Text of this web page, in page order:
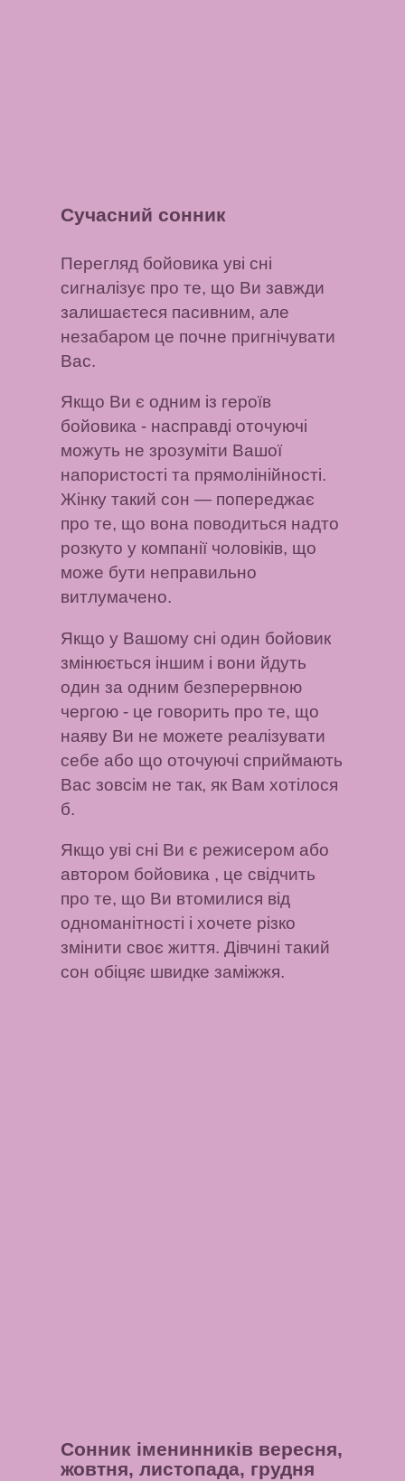
Сучасний сонник
Перегляд бойовика уві сні
сигналізує про те, що Ви завжди
залишаєтеся пасивним, але
незабаром це почне пригнічувати
Вас.
Якщо Ви є одним із героїв
бойовика - насправді оточуючі
можуть не зрозуміти Вашої
напористості та прямолінійності.
Жінку такий сон — попереджає
про те, що вона поводиться надто
розкуто у компанії чоловіків, що
може бути неправильно
витлумачено.
Якщо у Вашому сні один бойовик
змінюється іншим і вони йдуть
один за одним безперервною
чергою - це говорить про те, що
наяву Ви не можете реалізувати
себе або що оточуючі сприймають
Вас зовсім не так, як Вам хотілося
б.
Якщо уві сні Ви є режисером або
автором бойовика , це свідчить
про те, що Ви втомилися від
одноманітності і хочете різко
змінити своє життя.Дівчині такий
сон обіцяє швидке заміжжя.
Сонник іменинників вересня,
жовтня, листопада, грудня